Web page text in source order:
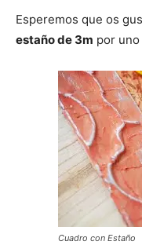
Esperemos que os
estaño de 3m por
Cuadro con Estaño